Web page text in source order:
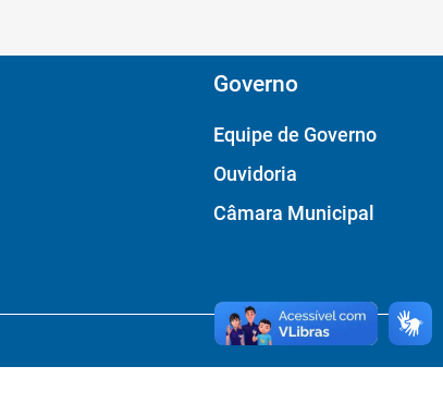
Governo
Equipe de Governo
Ouvidoria
Câmara Municipal